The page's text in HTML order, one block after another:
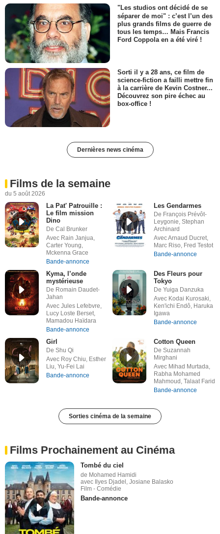
"Les studios ont décidé de se
séparer de moi" : c’est l’un des
plus grands films de guerre de
tous les temps… Mais Francis
Ford Coppola en a été viré !
Sorti il y a 28 ans, ce film de
science-fiction a failli mettre fin
à la carrière de Kevin Costner...
Découvrez son pire échec au
box-office !
Dernières news cinéma
Films de la semaine
du 5 août 2026
La Pat' Patrouille :
Le film mission
Dino
De Cal Brunker
Avec Rain Janjua,
Carter Young,
Mckenna Grace
Bande-annonce
Les Gendarmes
De François Prévôt-
Leygonie, Stephan
Archinard
Avec Arnaud Ducret,
Marc Riso, Fred Testot
Bande-annonce
Kyma, l’onde
mystérieuse
De Romain Daudet-
Jahan
Avec Jules Lefebvre,
Lucy Loste Berset,
Mamadou Haïdara
Bande-annonce
Des Fleurs pour
Tokyo
De Yuiga Danzuka
Avec Kodai Kurosaki,
Ken'ichi Endô, Haruka
Igawa
Bande-annonce
Girl
De Shu Qi
Avec Roy Chiu, Esther
Liu, Yu-Fei Lai
Bande-annonce
Cotton Queen
De Suzannah
Mirghani
Avec Mihad Murtada,
Rabha Mohamed
Mahmoud, Talaat Farid
Bande-annonce
Sorties cinéma de la semaine
Films Prochainement au Cinéma
Tombé du ciel
de Mohamed Hamidi
avec Ilyes Djadel, Josiane Balasko
Film - Comédie
Bande-annonce